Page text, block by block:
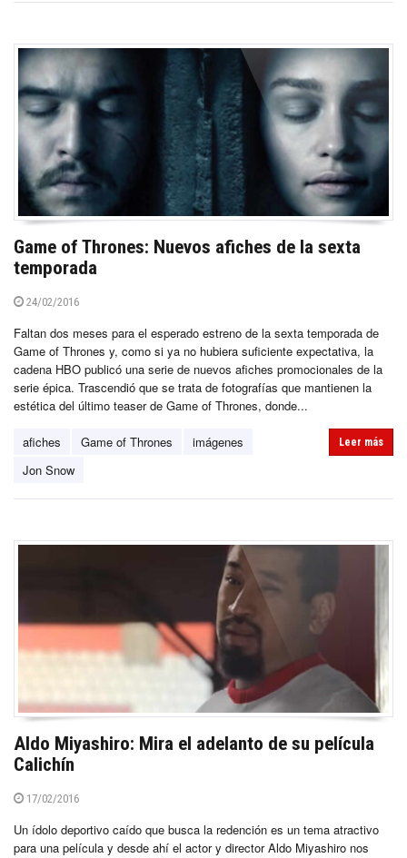
Game of Thrones: Nuevos afiches de la sexta
temporada
24/02/2016
Faltan dos meses para el esperado estreno de la sexta temporada de
Game of Thrones y, como si ya no hubiera suficiente expectativa, la
cadena HBO publicó una serie de nuevos afiches promocionales de la
serie épica. Trascendió que se trata de fotografías que mantienen la
estética del último teaser de Game of Thrones, donde...
afiches Game of Thrones
imágenes
Jon Snow
Leer más
Aldo Miyashiro: Mira el adelanto de su película
Calichín
17/02/2016
Un ídolo deportivo caído que busca la redención es un tema atractivo
para una película y desde ahí el actor y director Aldo Miyashiro nos